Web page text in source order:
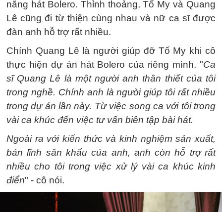
năng hát Bolero. Thỉnh thoảng, Tố My và Quang
Lê cũng đi từ thiện cùng nhau và nữ ca sĩ được
đàn anh hỗ trợ rất nhiều.
Chính Quang Lê là người giúp đỡ Tố My khi cô
thực hiện dự án hát Bolero của riêng mình. "Ca
sĩ Quang Lê là một người anh thân thiết của tôi
trong nghề. Chính anh là người giúp tôi rất nhiều
trong dự án lần này. Từ việc song ca với tôi trong
vài ca khúc đến việc tư vấn biên tập bài hát.
Ngoài ra với kiến thức và kinh nghiệm sản xuất,
bản lĩnh sân khấu của anh, anh còn hỗ trợ rất
nhiều cho tôi trong việc xử lý vài ca khúc kinh
điển" - cô nói.